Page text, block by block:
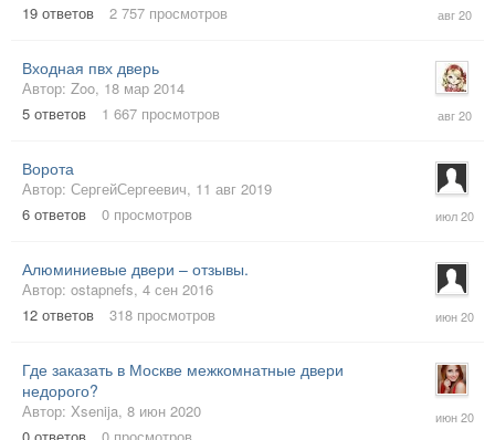
19 ответов 2 757 просмотров
авг
Входная пвх дверь
Автор: Zoo, 18 мар 2014
5 ответов 1 667 просмотров
авг
Ворота
Автор: СергейСергеевич, 11 авг 2019
6 ответов 0 просмотров
июл
Алюминиевые двери – отзывы.
Автор: ostapnefs, 4 сен 2016
12 ответов 318 просмотров
июн
Где заказать в Москве межкомнатные двери
недорого?
Автор: Xsenija, 8 июн 2020
июн